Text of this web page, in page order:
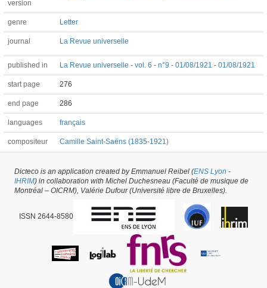
version
genre Letter
journal La Revue universelle
published in La Revue universelle - vol. 6 - n°9 - 01/08/1921 - 01/08/1921
start page 276
end page 286
languages français
compositeur Camille Saint-Saëns (1835-1921)
Article #60619 - latest update on 29/05/2026,created on 05/08/2022 by
Munoz
Dicteco is an application created by Emmanuel Reibel (ENS Lyon -
IHRIM) in collaboration with Michel Duchesneau (Faculté de musique de
Montréal – OICRM), Valérie Dufour (Université libre de Bruxelles).
ISSN 2644-8580